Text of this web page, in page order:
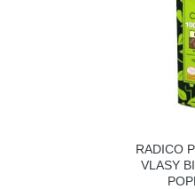
RADICO
VLASY